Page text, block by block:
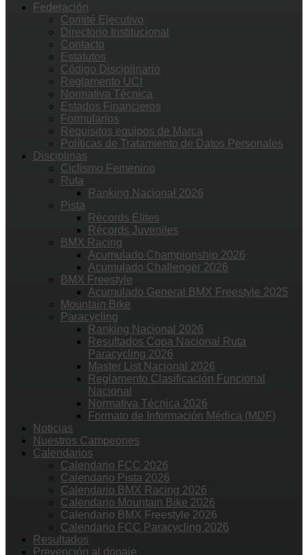
Federación
Comité Ejecutivo
Directorio Institucional
Contacto
Estatutos
Código Disciplinario
Reglamento UCI
Normativa Técnica
Estados Financieros
Formularios
Requisitos equipos de Marca
Políticas de Tratamiento de Datos Personales
Disciplinas
Ciclismo Femenino
Ruta
Ranking Nacional 2026
Pista
Récords Élites
Récords Juveniles
BMX Racing
Acumulado Championship 2026
Acumulado Challenger 2026
BMX Freestyle
Acumulado General BMX Freestyle 2025
Mountain Bike
Paracycling
Ranking Nacional 2026
Resultados Copa Nacional Ruta
Paracycling 2026
Master List Nacional 2026
Reglamento Clasificación Funcional
Nacional
Normativa Técnica 2026
Formato de Información Médica (MDF)
Noticias
Nuestros Campeones
Calendarios
Calendario FCC 2026
Calendario Pista 2026
Calendario BMX Racing 2026
Calendario Mountain Bike 2026
Calendario BMX Freestyle 2026
Calendario FCC Paracycling 2026
Resultados
Prevención al dopaje